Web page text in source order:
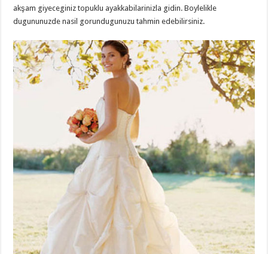
akşam giyeceginiz topuklu ayakkabilarinizla gidin. Boylelikle
dugununuzde nasil gorundugunuzu tahmin edebilirsiniz.